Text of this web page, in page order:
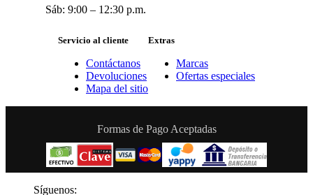
Sáb: 9:00 – 12:30 p.m.
Servicio al cliente
Contáctanos
Devoluciones
Mapa del sitio
Extras
Marcas
Ofertas especiales
Formas de Pago Aceptadas
Síguenos: